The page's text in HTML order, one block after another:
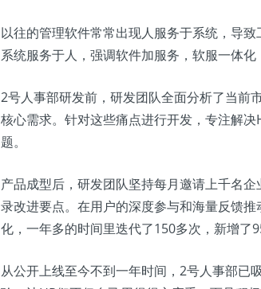
以往的管理软件常常出现人服务于系统，导
系统服务于人，强调软件加服务，软服一体化
2号人事部研发前，研发团队全面分析了当前
核心需求。针对这些痛点进行开发，专注解
题。
产品成型后，研发团队坚持每月邀请上千名
录改进要点。在用户的深度参与和海量反馈
化，一年多的时间里迭代了150多次，新增了
从公开上线至今不到一年时间，2号人事部已